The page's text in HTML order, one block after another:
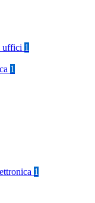
uffici 1
1
1